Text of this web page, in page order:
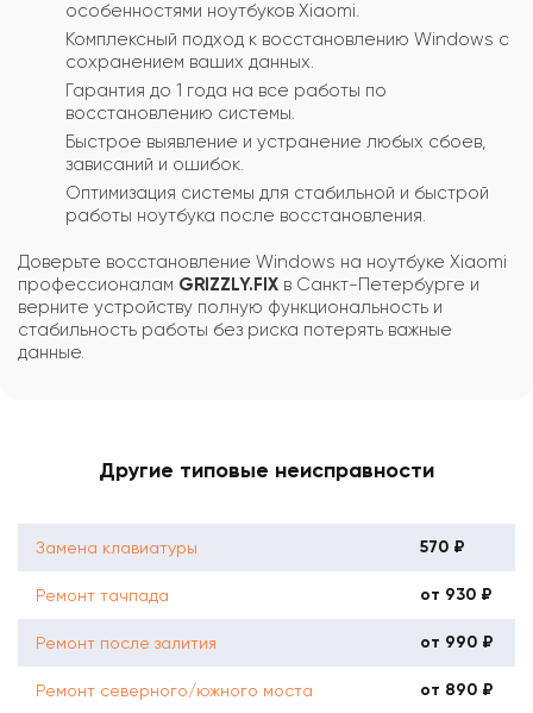
особенностями ноутбуков Xiaomi.
Комплексный подход к восстановлению Windows с
сохранением ваших данных.
Гарантия до 1 года на все работы по
восстановлению системы.
Быстрое выявление и устранение любых сбоев,
зависаний и ошибок.
Оптимизация системы для стабильной и быстрой
работы ноутбука после восстановления.
Доверьте восстановление Windows на ноутбуке Xiaomi
профессионалам GRIZZLY.FIX в Санкт-Петербурге и
верните устройству полную функциональность и
стабильность работы без риска потерять важные
данные.
Другие типовые неисправности
Замена клавиатуры 570 ₽
Ремонт тачпада от 930 ₽
Ремонт после залития от 990 ₽
Ремонт северного/южного моста от 890 ₽